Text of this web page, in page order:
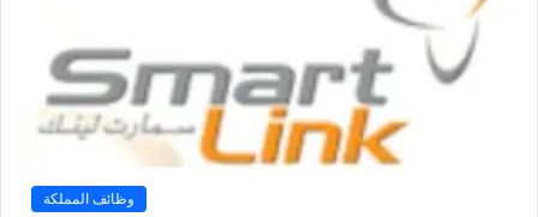
وظائف المملكة